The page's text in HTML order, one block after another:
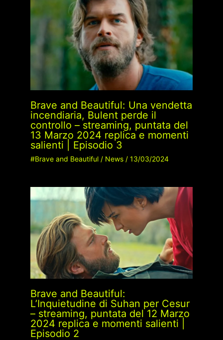
Brave and Beautiful: Una vendetta
incendiaria, Bulent perde il
controllo – streaming, puntata del
13 Marzo 2024 replica e momenti
salienti | Episodio 3
#Brave and Beautiful/ News/ 13/03/2024
Brave and Beautiful:
L’Inquietudine di Suhan per Cesur
– streaming, puntata del 12 Marzo
2024 replica e momenti salienti |
Episodio 2